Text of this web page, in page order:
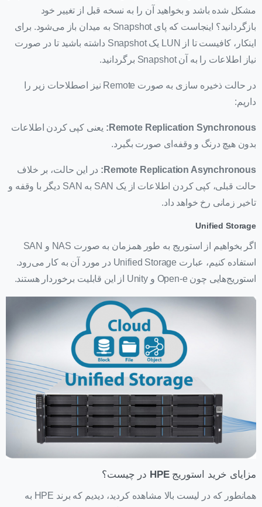
مشکل شده باشد و بخواهید آن را به نسخه قبل از تغییر خود
بازگردانید؟ اینجاست که پای Snapshot به میدان باز می‌شود. برای
اینکار، کافیست تا از LUN یک Snapshot داشته باشید تا در صورت
نیاز اطلاعات را به آن Snapshot برگردانید.
در حالت ذخیره سازی به صورت Remote نیز اصطلاحات زیر را
داریم:
Remote Replication Synchronous:
یعنی کپی کردن اطلاعات
بدون هیچ درنگ و وقفه‌ای صورت بگیرد.
Remote Replication Asynchronous:
در این حالت، بر خلاف
حالت قبلی، کپی کردن اطلاعات از یک SAN به SAN دیگر با وقفه و
تاخیر زمانی رخ خواهد داد.
Unified Storage
اگر بخواهیم از استوریج به طور همزمان به صورت NAS و SAN
استفاده کنیم، عبارت Unified Storage در مورد آن به کار می‌رود.
استوریج‌هایی چون Open-e و Unity از این قابلیت برخوردار هستند.
مزایای خرید استوریجHPE در چیست؟
همانطور که در لیست بالا مشاهده کردید، دیدیم که برند HPE به